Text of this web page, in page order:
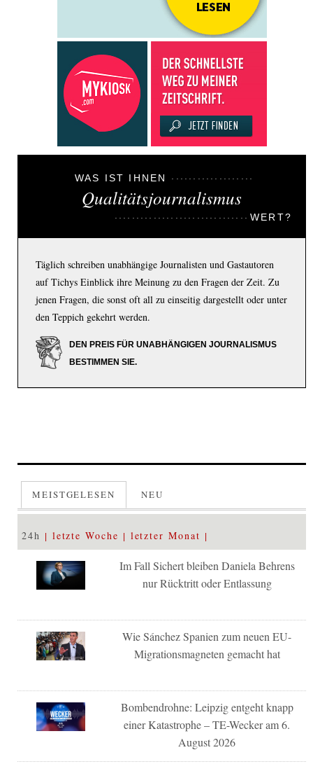
WAS IST IHNEN
Qualitätsjournalismus
WERT?
Täglich schreiben unabhängige Journalisten und Gastautoren
auf Tichys Einblick ihre Meinung zu den Fragen der Zeit. Zu
jenen Fragen, die sonst oft all zu einseitig dargestellt oder unter
den Teppich gekehrt werden.
DEN PREIS FÜR UNABHÄNGIGEN JOURNALISMUS
BESTIMMEN SIE.
MEISTGELESEN NEU
24h letzte Woche letzter Monat
Im Fall Sichert bleiben Daniela Behrens
nur Rücktritt oder Entlassung
Wie Sánchez Spanien zum neuen EU-
Migrationsmagneten gemacht hat
Bombendrohne: Leipzig entgeht knapp
einer Katastrophe – TE-Wecker am 6.
August 2026